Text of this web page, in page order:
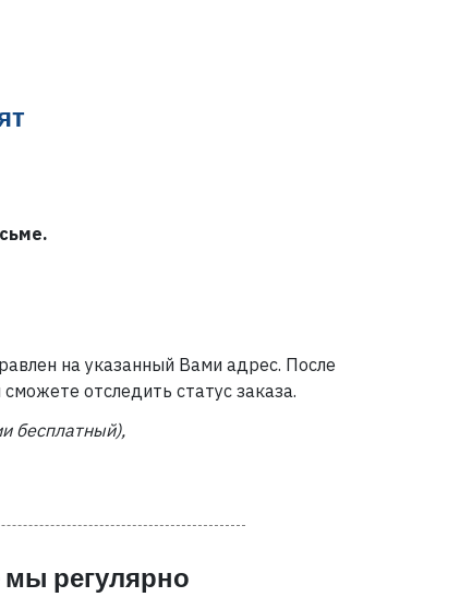
на указанный Вами адрес. После
отследить статус заказа.
бесплатный),
мы регулярно